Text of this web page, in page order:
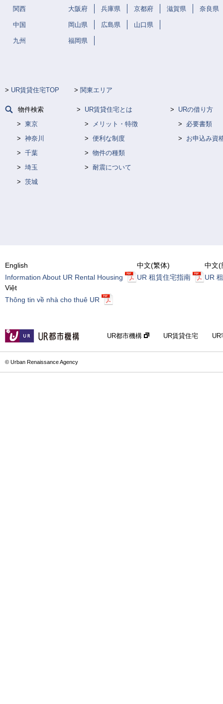
関西 大阪府 兵庫県 京都府 滋賀県 奈良県
中国 岡山県 広島県 山口県
九州 福岡県
UR賃貸住宅TOP 関東エリア
物件検索
東京
神奈川
千葉
埼玉
茨城
UR賃貸住宅とは
メリット・特徴
便利な制度
物件の種類
耐震について
URの借り方
必要書類
お申込み資
English
Information About UR Rental Housing
中文(繁体)
UR 租賃住宅指南
中文(
UR
Việt
Thông tin về nhà cho thuê UR
UR都市機構 UR賃貸住宅
© Urban Renaissance Agency